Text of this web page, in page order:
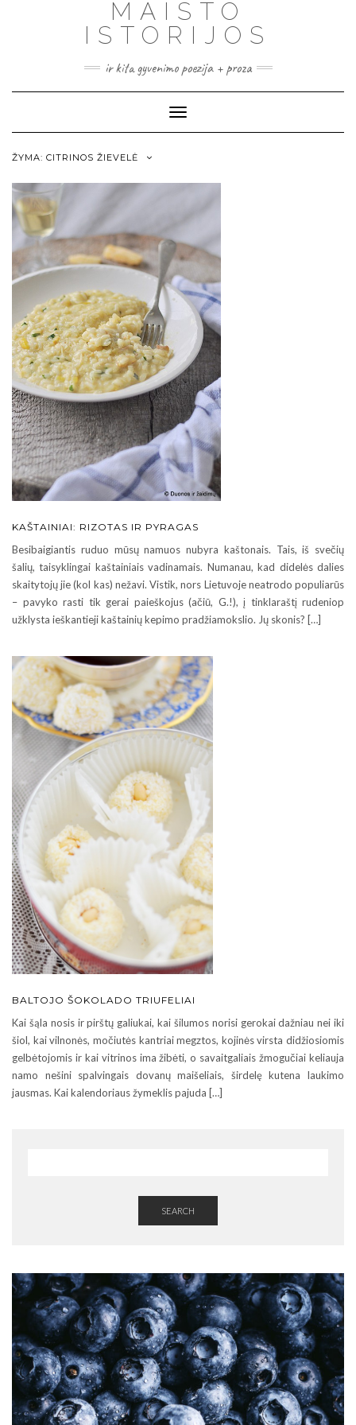
MAISTO
ISTORIJOS
ir kita gyvenimo poezija + proza
Toggle
Navigation
ŽYMA: CITRINOS ŽIEVELĖ
KAŠTAINIAI: RIZOTAS IR PYRAGAS
Besibaigiantis ruduo mūsų namuos nubyra kaštonais. Tais, iš svečių
šalių, taisyklingai kaštainiais vadinamais. Numanau, kad didelės dalies
skaitytojų jie (kol kas) nežavi. Vistik, nors Lietuvoje neatrodo populiarūs
– pavyko rasti tik gerai paieškojus (ačiū, G.!), į tinklaraštį rudeniop
užklysta ieškantieji kaštainių kepimo pradžiamokslio. Jų skonis? […]
BALTOJO ŠOKOLADO TRIUFELIAI
Kai šąla nosis ir pirštų galiukai, kai šilumos norisi gerokai dažniau nei iki
šiol, kai vilnonės, močiutės kantriai megztos, kojinės virsta didžiosiomis
gelbėtojomis ir kai vitrinos ima žibėti, o savaitgaliais žmogučiai keliauja
namo nešini spalvingais dovanų maišeliais, širdelę kutena laukimo
jausmas. Kai kalendoriaus žymeklis pajuda […]
SEARCH